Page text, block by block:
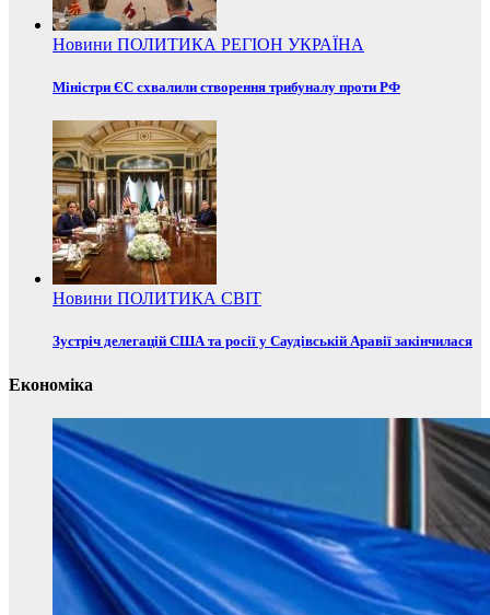
Новини ПОЛИТИКА РЕГІОН УКРАЇНА
Міністри ЄС схвалили створення трибуналу проти РФ
Новини ПОЛИТИКА СВІТ
Зустріч делегацій США та росії у Саудівській Аравії закінчилася
Економіка